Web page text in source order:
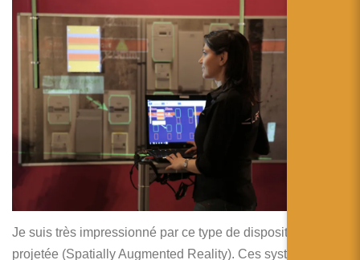
Je suis très impressionné par ce type de dispositif de RA
projetée (Spatially Augmented Reality). Ces systèmes sont